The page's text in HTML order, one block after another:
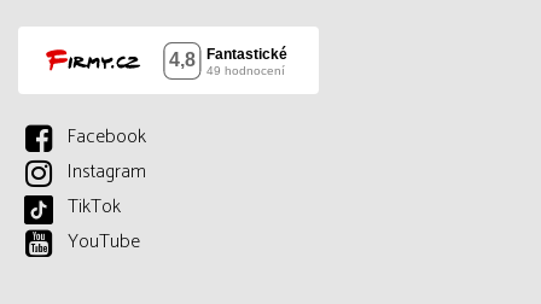
Facebook
Instagram
TikTok
YouTube